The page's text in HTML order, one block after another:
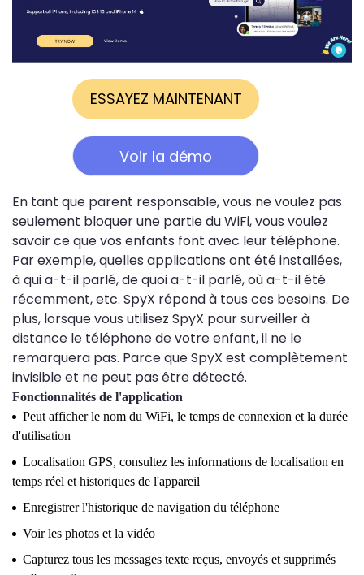
ESSAYEZ MAINTENANT
Voir la démo
En tant que parent responsable, vous ne voulez pas
seulement bloquer une partie du WiFi, vous voulez
savoir ce que vos enfants font avec leur téléphone.
Par exemple, quelles applications ont été installées,
à qui a-t-il parlé, de quoi a-t-il parlé, où a-t-il été
récemment, etc. SpyX répond à tous ces besoins. De
plus, lorsque vous utilisez SpyX pour surveiller à
distance le téléphone de votre enfant, il ne le
remarquera pas. Parce que SpyX est complètement
invisible et ne peut pas être détecté.
Fonctionnalités de l'application
Peut afficher le nom du WiFi, le temps de connexion et la durée
d'utilisation
Localisation GPS, consultez les informations de localisation en
temps réel et historiques de l'appareil
Enregistrer l'historique de navigation du téléphone
Voir les photos et la vidéo
Capturez tous les messages texte reçus, envoyés et supprimés